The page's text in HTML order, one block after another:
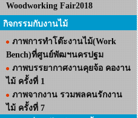
Woodworking Fair2018
กิจกรรมกับงานไม้
ภาพการทำโต๊ะงานไม้(Work
Bench)ที่ศูนย์พัฒฯนครปฐม
ภาพบรรยากาศงานคุยจ้อ คองาน
ไม้ ครั้งที่ 1
ภาพจากงาน รวมพลคนรักงาน
ไม้ ครั้งที่ 7